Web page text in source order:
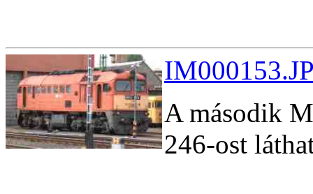
A második
246-ost